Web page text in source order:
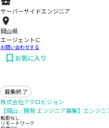
サーバーサイドエンジニア
岡山県
エージェントに
お問い合わせする
お気に入り
募集終了
株式会社アクロビジョン
【岡山／開発 エンジニア募集】エンジ
転勤なし
リモートワーク